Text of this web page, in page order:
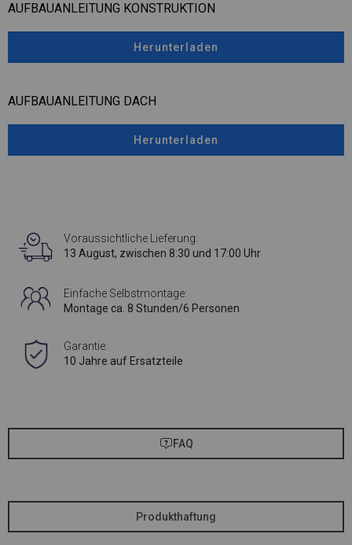
AUFBAUANLEITUNG KONSTRUKTION
Herunterladen
AUFBAUANLEITUNG DACH
Herunterladen
Voraussichtliche Lieferung:
13 August, zwischen 8:30 und 17:00 Uhr
Einfache Selbstmontage:
Montage ca. 8 Stunden/6 Personen
Garantie:
10 Jahre auf Ersatzteile
FAQ
Produkthaftung